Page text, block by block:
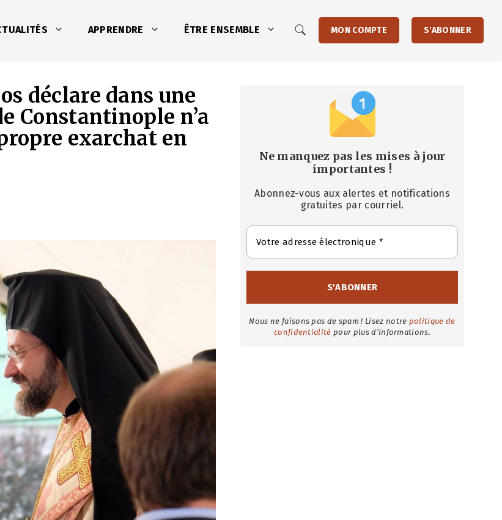
APPRENDRE ÊTRE ENSEMBLE MON COMPTE S'ABONNER
déclare dans une
Constantinople n’a
exarchat en
Ne manquez pas les mises à jour
importantes !
Abonnez-vous aux alertes et notifications
gratuites par courriel.
Nous ne faisons pas de spam ! Lisez notre politique de
confidentialité pour plus d'informations.